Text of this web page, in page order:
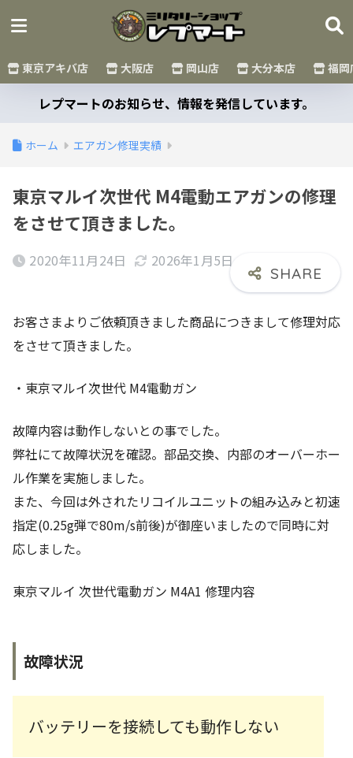
東京アキバ店 大阪店 岡山店 大分本店 福岡
レプマートのお知らせ、情報を発信しています。
ホーム エアガン修理実績
東京マルイ次世代 M4電動エアガンの修理
をさせて頂きました。
2020年11月24日 2026年1月5日
お客さまよりご依頼頂きました商品につきまして修理対応
をさせて頂きました。
・東京マルイ次世代 M4電動ガン
故障内容は動作しないとの事でした。
弊社にて故障状況を確認。部品交換、内部のオーバーホー
ル作業を実施しました。
また、今回は外されたリコイルユニットの組み込みと初速
指定(0.25g弾で80m/s前後)が御座いましたので同時に対
応しました。
東京マルイ 次世代電動ガン M4A1 修理内容
故障状況
バッテリーを接続しても動作しない